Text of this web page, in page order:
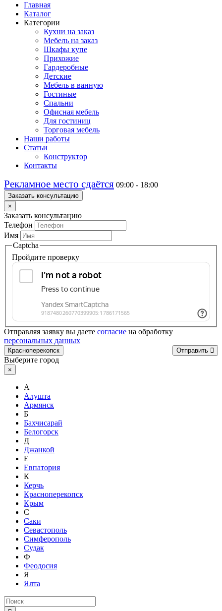
Главная
Каталог
Категории
Кухни на заказ
Мебель на заказ
Шкафы купе
Прихожие
Гардеробные
Детские
Мебель в ванную
Гостиные
Спальни
Офисная мебель
Для гостиниц
Торговая мебель
Наши работы
Статьи
Конструктор
Контакты
Рекламное место сдаётся 09:00 - 18:00
Заказать консультацию
×
Заказать консультацию
Телефон
Имя
Captcha
Пройдите проверку
Отправляя заявку вы даете согласие на обработку
персональных данных
Отправить
Красноперекопск
Выберите город
×
А
Алушта
Армянск
Б
Бахчисарай
Белогорск
Д
Джанкой
Е
Евпатория
К
Керчь
Красноперекопск
Крым
С
Саки
Севастополь
Симферополь
Судак
Ф
Феодосия
Я
Ялта